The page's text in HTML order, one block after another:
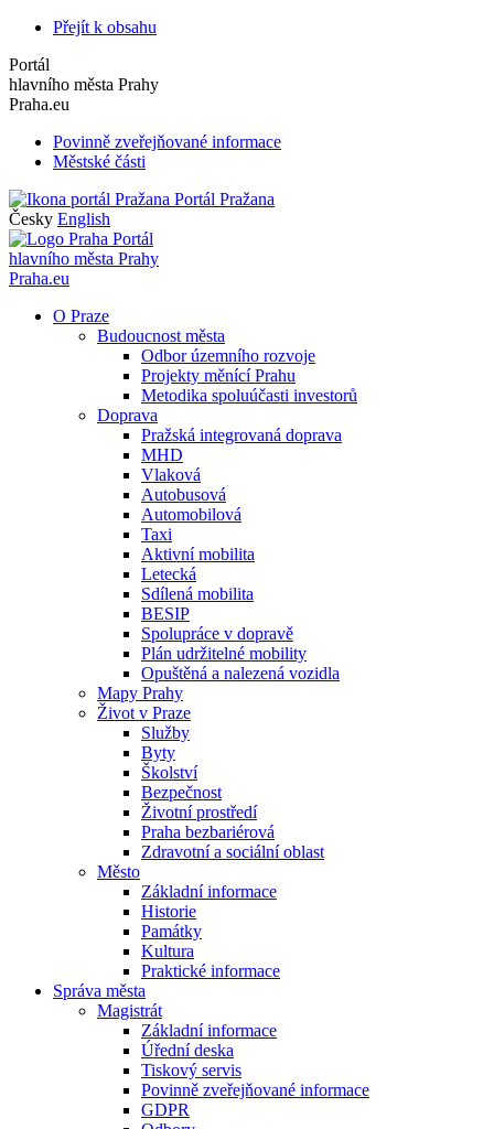
Přejít k obsahu
Portál
hlavního města Prahy
Praha.eu
Povinně zveřejňované informace
Městské části
Portál Pražana
Česky English
Portál
hlavního města Prahy
Praha.eu
O Praze
Budoucnost města
Odbor územního rozvoje
Projekty měnící Prahu
Metodika spoluúčasti investorů
Doprava
Pražská integrovaná doprava
MHD
Vlaková
Autobusová
Automobilová
Taxi
Aktivní mobilita
Letecká
Sdílená mobilita
BESIP
Spolupráce v dopravě
Plán udržitelné mobility
Opuštěná a nalezená vozidla
Mapy Prahy
Život v Praze
Služby
Byty
Školství
Bezpečnost
Životní prostředí
Praha bezbariérová
Zdravotní a sociální oblast
Město
Základní informace
Historie
Památky
Kultura
Praktické informace
Správa města
Magistrát
Základní informace
Úřední deska
Tiskový servis
Povinně zveřejňované informace
GDPR